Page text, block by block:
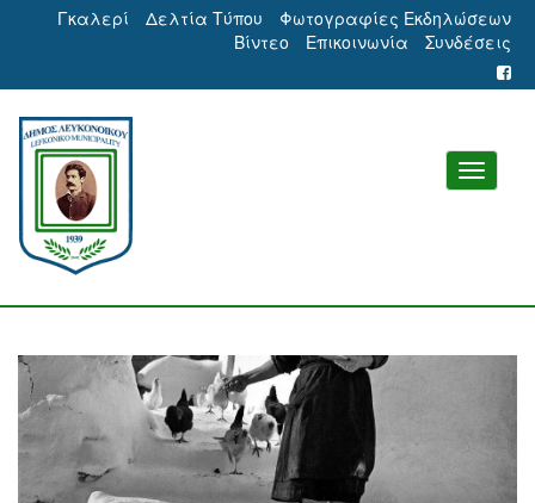
Γκαλερί Δελτία Τύπου
Φωτογραφίες Εκδηλώσεων
Βίντεο
Επικοινωνία Συνδέσεις